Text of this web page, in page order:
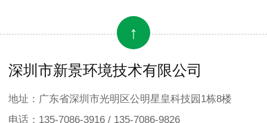
↑
深圳市新景环境技术有限公司
地址：广东省深圳市光明区公明星皇科技园1栋8楼
电话：135-7086-3916 / 135-7086-9826